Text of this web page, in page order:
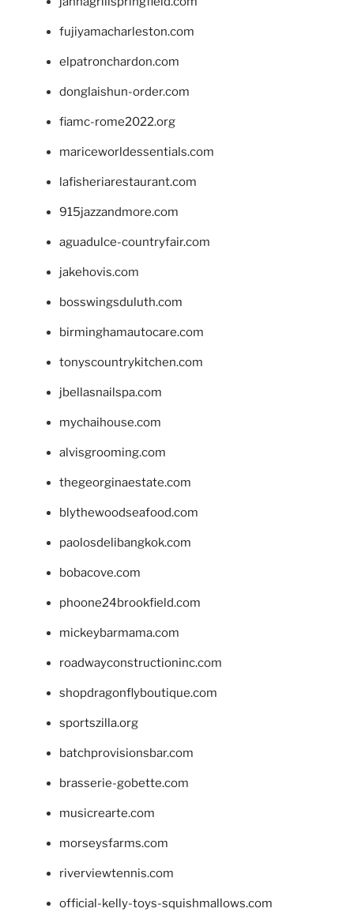
fujiyamacharleston.com
elpatronchardon.com
donglaishun-order.com
fiamc-rome2022.org
mariceworldessentials.com
lafisheriarestaurant.com
915jazzandmore.com
aguadulce-countryfair.com
jakehovis.com
bosswingsduluth.com
birminghamautocare.com
tonyscountrykitchen.com
jbellasnailspa.com
mychaihouse.com
alvisgrooming.com
thegeorginaestate.com
blythewoodseafood.com
paolosdelibangkok.com
bobacove.com
phoone24brookfield.com
mickeybarmama.com
roadwayconstructioninc.com
shopdragonflyboutique.com
sportszilla.org
batchprovisionsbar.com
brasserie-gobette.com
musicrearte.com
morseysfarms.com
riverviewtennis.com
official-kelly-toys-squishmallows.com